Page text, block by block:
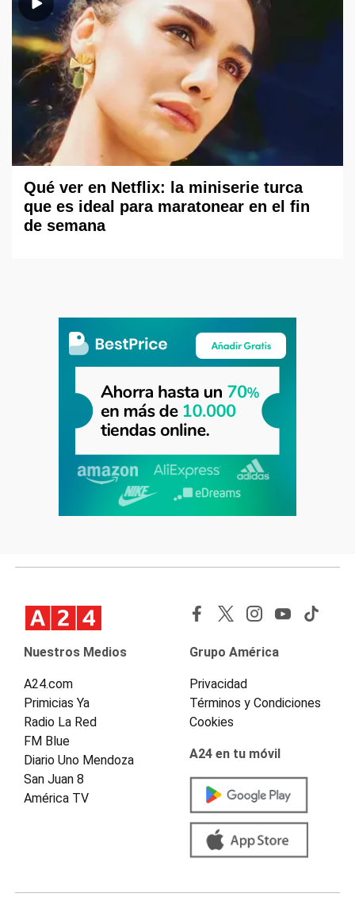
Qué ver en Netflix: la miniserie turca
que es ideal para maratonear en el fin
de semana
Nuestros Medios
A24.com
Primicias Ya
Radio La Red
FM Blue
Diario Uno Mendoza
San Juan 8
América TV
Grupo América
Privacidad
Términos y Condiciones
Cookies
A24 en tu móvil